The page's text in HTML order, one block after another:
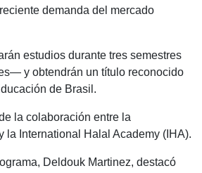
demanda del mercado
estudios durante tres semestres
y obtendrán un título reconocido
de Brasil.
la colaboración entre la
la International Halal Academy (IHA).
Deldouk Martinez, destacó